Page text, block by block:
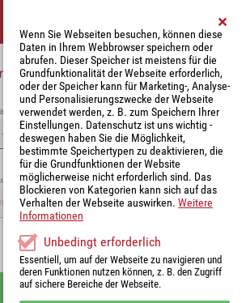
Adresse *
Passwort vergessen?
*
Angemeldet bleiben
Anmelden
Wenn Sie Webseiten besuchen, können diese
Daten in Ihrem Webbrowser speichern oder
abrufen. Dieser Speicher ist meistens für die
Grundfunktionalität der Webseite erforderlich,
oder der Speicher kann für Marketing-, Analyse-
und Personalisierungszwecke der Webseite
verwendet werden, z. B. zum Speichern Ihrer
Einstellungen. Datenschutz ist uns wichtig -
deswegen haben Sie die Möglichkeit,
bestimmte Speichertypen zu deaktivieren, die
für die Grundfunktionen der Website
möglicherweise nicht erforderlich sind. Das
Blockieren von Kategorien kann sich auf das
Verhalten der Webseite auswirken. Weitere
Informationen
Unbedingt erforderlich
Essentiell, um auf der Webseite zu navigieren und
deren Funktionen nutzen können, z. B. den Zugriff
auf sichere Bereiche der Webseite.